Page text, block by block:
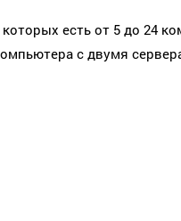
есть от 5 до 24
с двумя